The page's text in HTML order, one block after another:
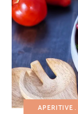
APERITIVE